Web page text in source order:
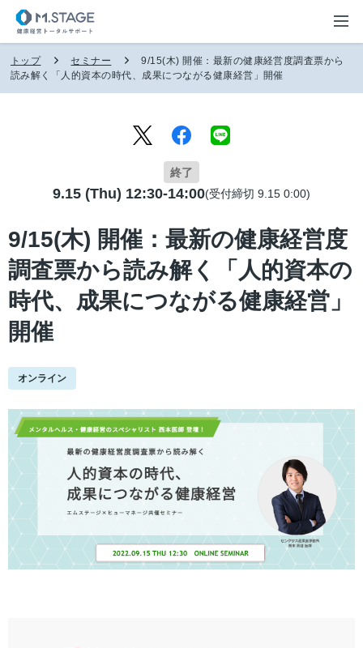
トップ セミナー
9/15(木) 開催：最新の健康経営度調査票から
読み解く「人的資本の時代、成果につながる健康経営」開催
終了
9.15 (Thu) 12:30-14:00(受付締切 9.15 0:00)
9/15(木) 開催：最新の健康経営度
調査票から読み解く「人的資本の
時代、成果につながる健康経営」
開催
オンライン